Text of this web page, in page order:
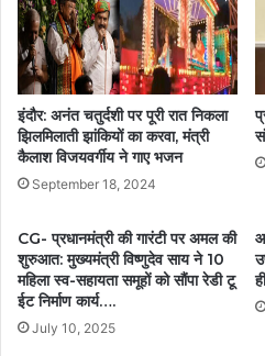
इंदौर: अनंत चतुर्दशी पर पूरी रात निकला
झिलमिलाती झांकियों का करवा, मंत्री
कैलाश विजयवर्गीय ने गाए भजन
September 18, 2024
CG- प्रधानमंत्री की गारंटी पर अमल की
शुरुआत: मुख्यमंत्री विष्णुदेव साय ने 10
महिला स्व-सहायता समूहों को सौंपा रेडी टू
ईट निर्माण कार्य….
July 10, 2025